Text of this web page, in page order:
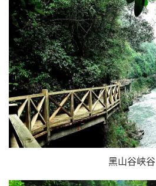
黑山谷峡谷